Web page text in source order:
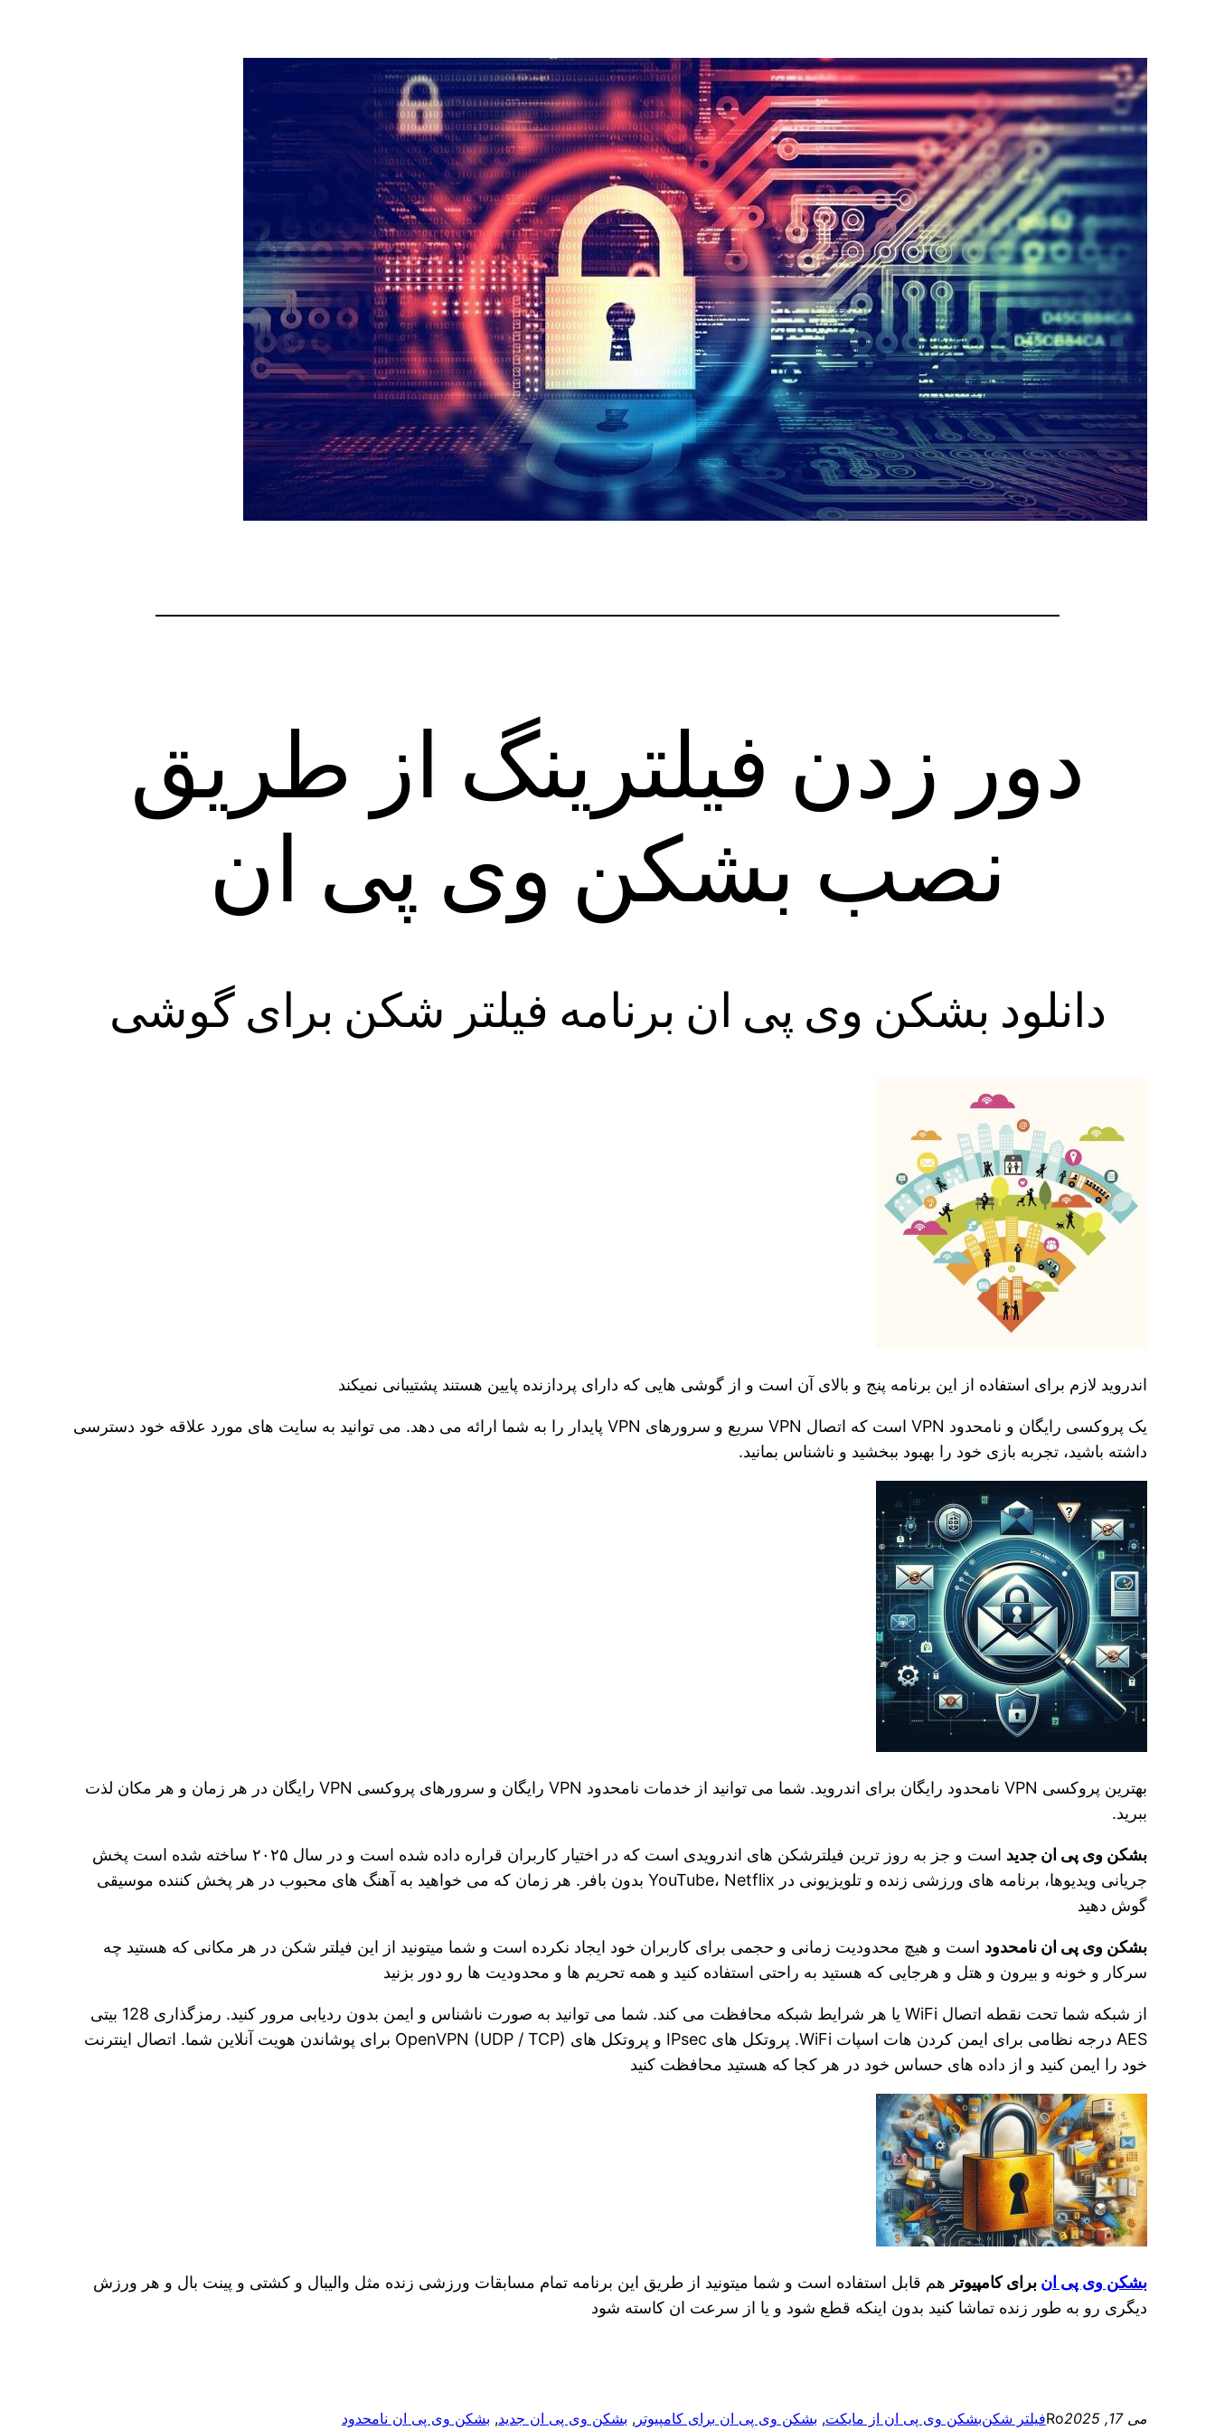
دور زدن فیلترینگ از طریق
نصب بشکن وی پی ان
دانلود بشکن وی پی ان برنامه فیلتر شکن برای گوشی
اندروید لازم برای استفاده از این برنامه پنج و بالای آن است و از گوشی هایی که دارای پردازنده پایین هستند پشتیبانی نمیکند
یک پروکسی رایگان و نامحدود VPN است که اتصال VPN سریع و سرورهای VPN پایدار را به شما ارائه می دهد. می توانید به سایت های مورد علاقه خود دسترسی
داشته باشید، تجربه بازی خود را بهبود ببخشید و ناشناس بمانید.
بهترین پروکسی VPN نامحدود رایگان برای اندروید. شما می توانید از خدمات نامحدود VPN رایگان و سرورهای پروکسی VPN رایگان در هر زمان و هر مکان لذت
ببرید.
بشکن وی پی ان جدید
است و جز به روز ترین فیلترشکن های اندرویدی است که در اختیار کاربران قراره داده شده است و در سال ۲۰۲۵ ساخته شده است پخش
جریانی ویدیوها، برنامه های ورزشی زنده و تلویزیونی در YouTube، Netflix بدون بافر. هر زمان که می خواهید به آهنگ های محبوب در هر پخش کننده موسیقی
گوش دهید
بشکن وی پی ان نامحدود است و هیچ محدودیت زمانی و حجمی برای کاربران خود ایجاد نکرده است و شما میتونید از این فیلتر شکن در هر مکانی که هستید چه
سرکار و خونه و بیرون و هتل و هرجایی که هستید به راحتی استفاده کنید و همه تحریم ها و محدودیت ها رو دور بزنید
از شبکه شما تحت نقطه اتصال WiFi یا هر شرایط شبکه محافظت می کند. شما می توانید به صورت ناشناس و ایمن بدون ردیابی مرور کنید. رمزگذاری 128 بیتی
AES درجه نظامی برای ایمن کردن هات اسپات WiFi. پروتکل های IPsec و پروتکل های OpenVPN (UDP / TCP) برای پوشاندن هویت آنلاین شما. اتصال اینترنت
خود را ایمن کنید و از داده های حساس خود در هر کجا که هستید محافظت کنید
بشکن وی پی ان برای کامپیوتر هم قابل استفاده است و شما میتونید از طریق این برنامه تمام مسابقات ورزشی زنده مثل والیبال و کشتی و پینت بال و هر ورزش
دیگری رو به طور زنده تماشا کنید بدون اینکه قطع شود و یا از سرعت ان کاسته شود
می 17, 2025 Roفیلتر شکنبشکن وی پی ان از مایکت, بشکن وی پی ان برای کامپیوتر, بشکن وی پی ان جدید, بشکن وی پی ان نامحدود